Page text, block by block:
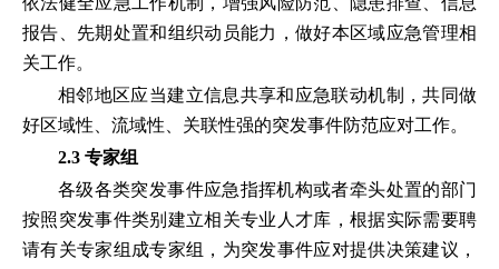
报告、先期处置和组织动员能力，做好本区域应急管理相
关工作。
相邻地区应当建立信息共享和应急联动机制，共同做
好区域性、流域性、关联性强的突发事件防范应对工作。
2.3 专家组
各级各类突发事件应急指挥机构或者牵头处置的部门
按照突发事件类别建立相关专业人才库，根据实际需要聘
请有关专家组成专家组，为突发事件应对提供决策建议，